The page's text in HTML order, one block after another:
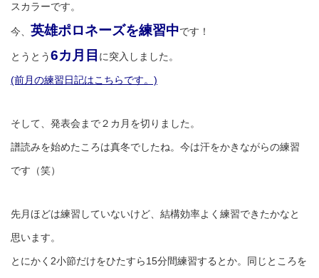
スカラーです。
今、 英雄ポロネーズを練習中です！
とうとう6カ月目 に突入しました。
(前月の練習日記はこちらです。)
そして、発表会まで２カ月を切りました。
譜読みを始めたころは真冬でしたね。今は汗をかきながらの練習
です（笑）
先月ほどは練習していないけど、結構効率よく練習できたかなと
思います。
とにかく2小節だけをひたすら15分間練習するとか。同じところを